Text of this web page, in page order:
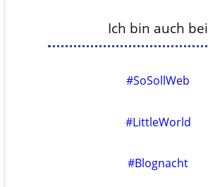
Ich bin auch bei
#SoSollWeb
#LittleWorld
#Blognacht